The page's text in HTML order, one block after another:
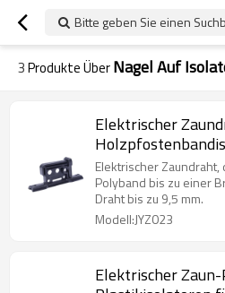
Bitte geben Sie einen
3Produkte ÜberNagel Auf
Elektrischer
Nagel auf
Elektrischer Zaundraht,
Polyband bis zu einer
Draht bis zu 9,5 mm.
Modell:JYZ023
Elektrischer